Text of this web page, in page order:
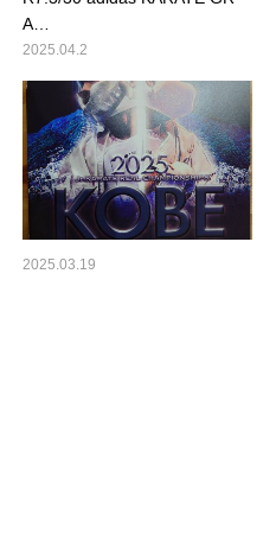
A…
2025.04.2
2025.03.19